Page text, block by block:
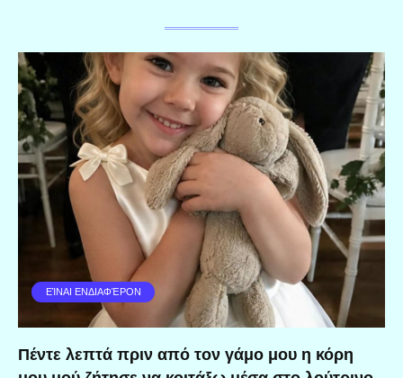
ΕΊΝΑΙ ΕΝΔΙΑΦΈΡΟΝ
Πέντε λεπτά πριν από τον γάμο μου η κόρη